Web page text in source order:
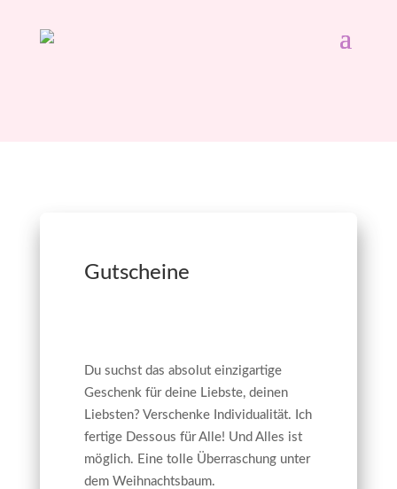
Gutscheine
Du suchst das absolut einzigartige
Geschenk für deine Liebste, deinen
Liebsten? Verschenke Individualität. Ich
fertige Dessous für Alle! Und Alles ist
möglich. Eine tolle Überraschung unter
dem Weihnachtsbaum.